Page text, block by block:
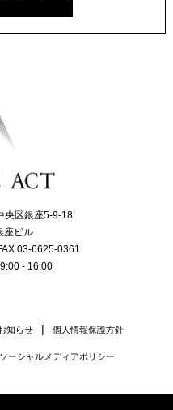
央区銀座5-9-18
座ビル
03-6625-0361
- 16:00
知らせ 個人情報保護方針
ソーシャルメディアポリシー